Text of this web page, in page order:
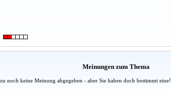
Meinungen zum Thema
noch keine Meinung abgegeben - aber Sie haben doch bestimmt eine!